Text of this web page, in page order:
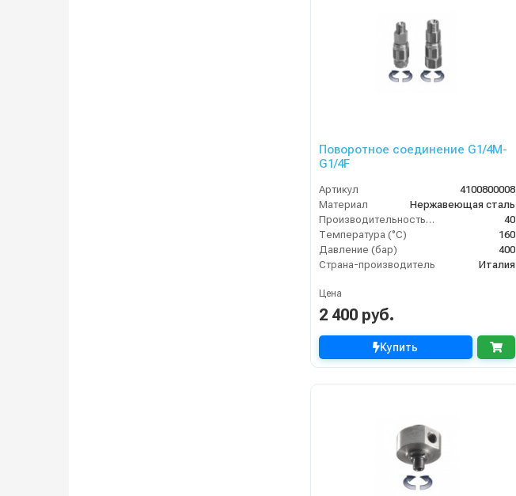
Поворотное соединение G1/4M-
G1/4F
Артикул
4100800008
Материал
Нержавеющая сталь
Производительность (л/мин)
40
Температура (°C)
160
Давление (бар)
400
Страна-производитель
Италия
Цена
2 400 руб.
Купить